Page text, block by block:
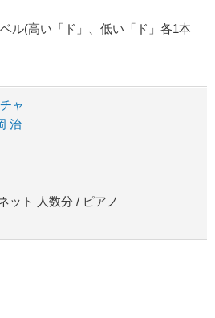
ル(高い「ド」、低い「ド」各1本
ャ
治
ット 人数分 / ピアノ